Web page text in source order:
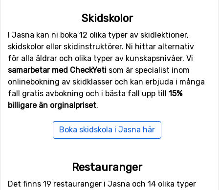
Närmaste skidorter till Jasna
kilometers avstånd),Podbanske(30 kilometers avstånd)
ochStrbske Pleso(39 kilometers avstånd).
Skidskolor
I Jasna kan ni boka 12 olika typer av skidlektioner,
skidskolor eller skidinstruktörer. Ni hittar alternativ
för alla åldrar och olika typer av kunskapsnivåer. Vi
samarbetar med CheckYeti som är specialist inom
onlinebokning av skidklasser och kan erbjuda i många
fall gratis avbokning och i bästa fall upp till 15%
billigare än orginalpriset.
Boka skidskola i Jasna här
Restauranger
Det finns 19 restauranger i Jasna och 14 olika typer